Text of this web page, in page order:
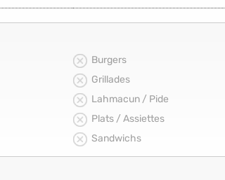
Burgers
Grillades
Lahmacun / Pide
Plats / Assiettes
Sandwichs